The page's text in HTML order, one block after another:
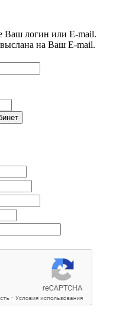
Ваш логин или Е-mail.
на Ваш E-mail.